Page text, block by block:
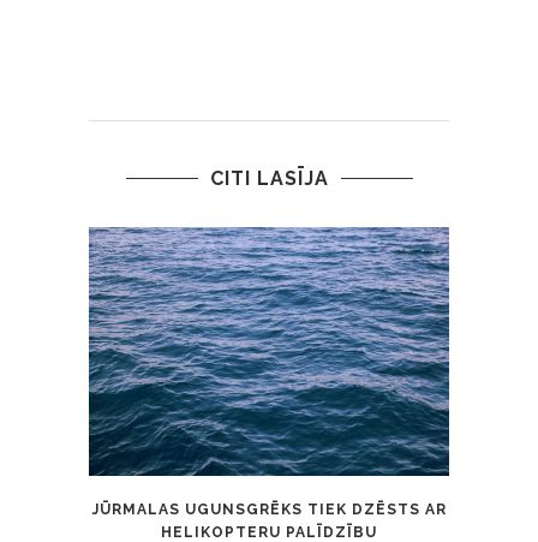
CITI LASĪJA
JŪRMALAS UGUNSGRĒKS TIEK DZĒSTS AR
HELIKOPTERU PALĪDZĪBU